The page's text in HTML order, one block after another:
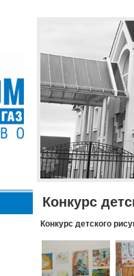
Конкурс
Конкурс детского